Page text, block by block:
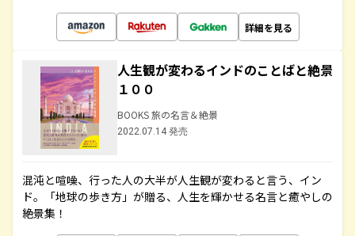
詳細を見る
人生観が変わるインドのことばと絶景
１００
BOOKS 旅の名言＆絶景
2022.07.14 発売
混沌と喧噪、行った人の大半が人生観が変わると言う、イン
ド。「地球の歩き方」が贈る、人生を輝かせる名言と癒やしの
絶景集！